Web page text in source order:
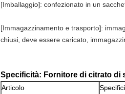
[Imballaggio]: confezionato in un
[Immagazzinamento e trasporto]:
chiusi, deve essere caricato,
Specificità: Fornitore di citrato di
Articolo